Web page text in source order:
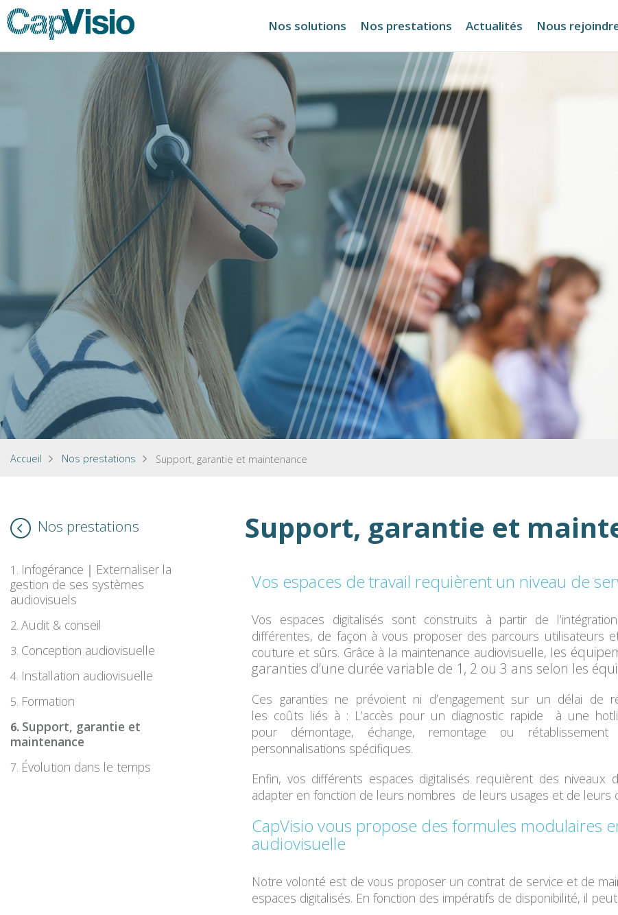
Nos solutions Nos prestations Actualités Nous
Accueil Nos prestations Support, garantie et maintenance
Nos prestations
Infogérance｜Externaliser la
gestion de ses systèmes
audiovisuels
Audit & conseil
Conception audiovisuelle
Installation audiovisuelle
Formation
Support, garantie et
maintenance
Évolution dans le temps
Support, garantie et
Vos espaces de travail requièrent un niveau de
Vos espaces digitalisés sont construits à partir de l’intégration
différentes, de façon à vous proposer des parcours utilisateurs
couture et sûrs. Grâce à la maintenance audiovisuelle, les
garanties d’une durée variable de 1, 2 ou 3 ans selon les
Ces garanties ne prévoient ni d’engagement sur un délai de
les coûts liés à : L’accès pour un diagnostic rapide à une
pour démontage, échange, remontage ou
personnalisations spécifiques.
Enfin, vos différents espaces digitalisés requièrent des niveaux
adapter en fonction de leurs nombres de leurs usages et de leurs
CapVisio vous propose des formules modulaires
audiovisuelle
Notre volonté est de vous proposer un contrat de service et de
espaces digitalisés. En fonction des impératifs de disponibilité, il